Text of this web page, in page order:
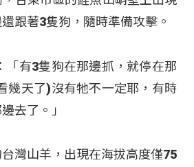
跟著3隻狗，隨時準備攻擊。
「有3隻狗在那邊抓，就停在那
幾天了)沒有牠不一定耶，有時
去了。」
灣山羊，出現在海拔高度僅75